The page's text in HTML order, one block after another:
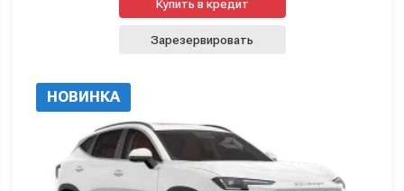
Купить в кредит
Зарезервировать
НОВИНКА